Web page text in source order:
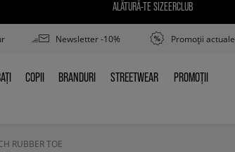
ALĂTURĂ-TE SIZEERCLUB
Newsletter -10% Promoții actuale
COPII
COPII BRANDURI
BRANDURI STREETWEAR
STREETWEAR PROMOȚII
PROMOȚII
RUBBER TOE